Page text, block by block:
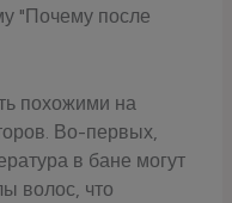
"Почему после
похожими на
Во-первых,
в бане могут
волос, что